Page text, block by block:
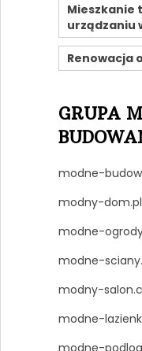
Mieszkanie
urządzaniu
Renowacja
GRUPA
modne-
modny-dom.pl
modne-
modne-
modny-
modne-
modne-